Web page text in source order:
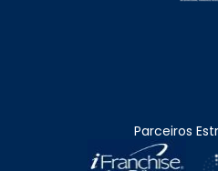
Parceiros